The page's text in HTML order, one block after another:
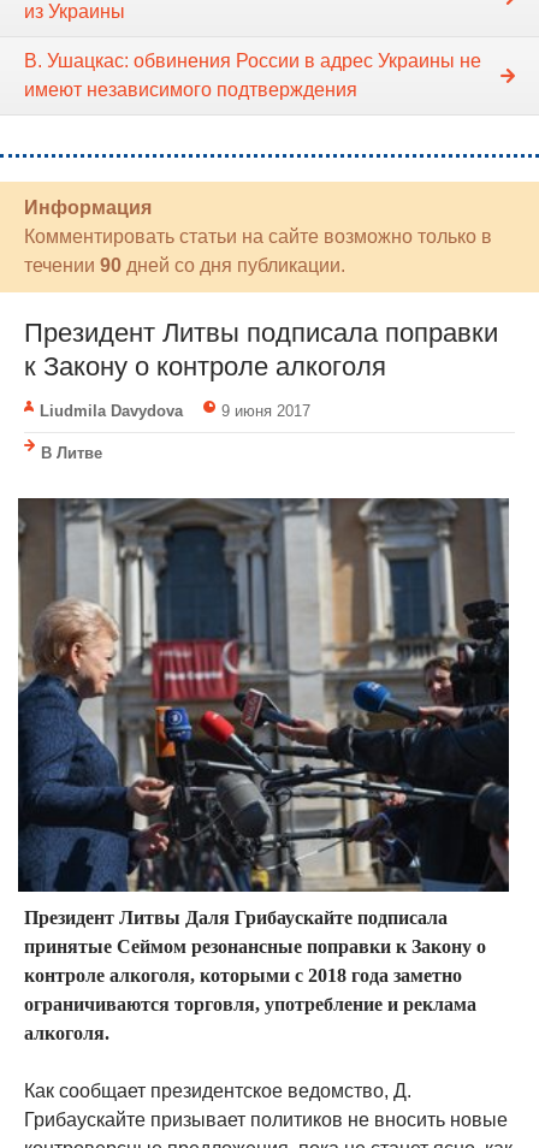
из Украины
В. Ушацкас: обвинения России в адрес Украины не
имеют независимого подтверждения
Информация
Комментировать статьи на сайте возможно только в
течении 90 дней со дня публикации.
Президент Литвы подписала поправки
к Закону о контроле алкоголя
Liudmila Davydova 9 июня 2017
В Литве
Президент Литвы Даля Грибаускайте подписала
принятые Сеймом резонансные поправки к Закону о
контроле алкоголя, которыми с 2018 года заметно
ограничиваются торговля, употребление и реклама
алкоголя.
Как сообщает президентское ведомство, Д.
Грибаускайте призывает политиков не вносить новые